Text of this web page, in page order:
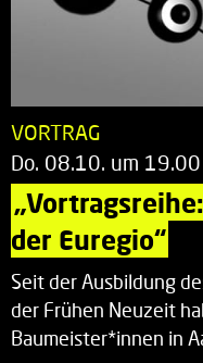
VORTRAG
Do. 08.10. um
der Euregio“
Seit der Ausbildung
der Frühen Neuzeit
Baumeister*innen in